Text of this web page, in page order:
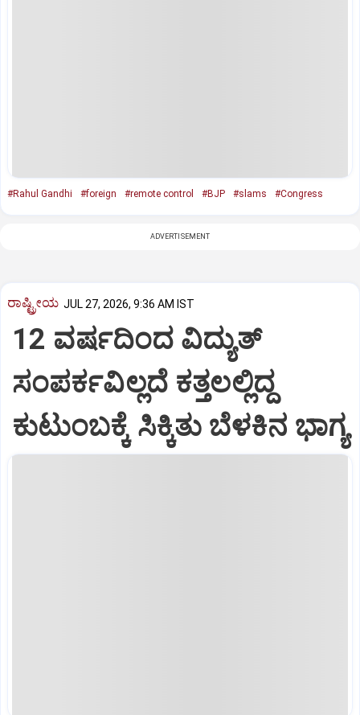
#Rahul Gandhi #foreign #remote control #BJP #slams #Congress
ADVERTISEMENT
ರಾಷ್ಟ್ರೀಯ JUL 27, 2026, 9:36 AM IST
12 ವರ್ಷದಿಂದ ವಿದ್ಯುತ್
ಸಂಪರ್ಕವಿಲ್ಲದೆ ಕತ್ತಲಲ್ಲಿದ್ದ
ಕುಟುಂಬಕ್ಕೆ ಸಿಕ್ಕಿತು ಬೆಳಕಿನ ಭಾಗ್ಯ